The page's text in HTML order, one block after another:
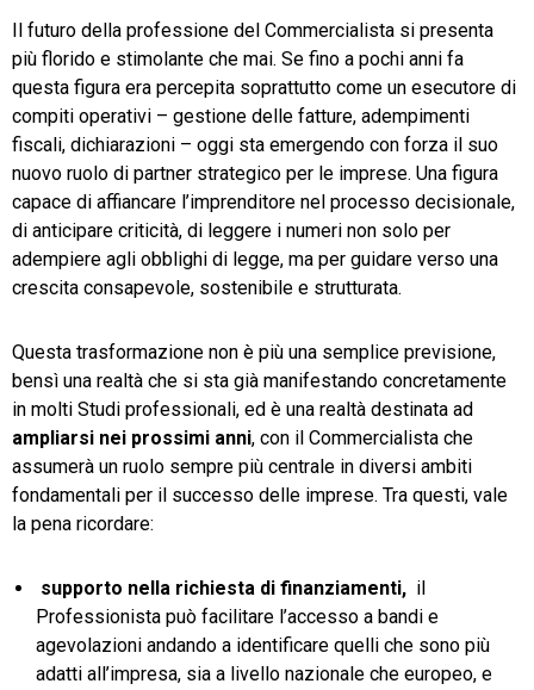
TeamSystem Store
Il futuro della professione del Commercialista si presenta
più florido e stimolante che mai. Se fino a pochi anni fa
questa figura era percepita soprattutto come un esecutore di
compiti operativi – gestione delle fatture, adempimenti
fiscali, dichiarazioni – oggi sta emergendo con forza il suo
nuovo ruolo di partner strategico per le imprese. Una figura
capace di affiancare l’imprenditore nel processo decisionale,
di anticipare criticità, di leggere i numeri non solo per
adempiere agli obblighi di legge, ma per guidare verso una
crescita consapevole, sostenibile e strutturata.
Questa trasformazione non è più una semplice previsione,
bensì una realtà che si sta già manifestando concretamente
in molti Studi professionali, ed è una realtà destinata ad
ampliarsi nei prossimi anni, con il Commercialista che
assumerà un ruolo sempre più centrale in diversi ambiti
fondamentali per il successo delle imprese. Tra questi, vale
la pena ricordare:
supporto nella richiesta di finanziamenti, il
Professionista può facilitare l’accesso a bandi e
agevolazioni andando a identificare quelli che sono più
adatti all’impresa, sia a livello nazionale che europeo, e